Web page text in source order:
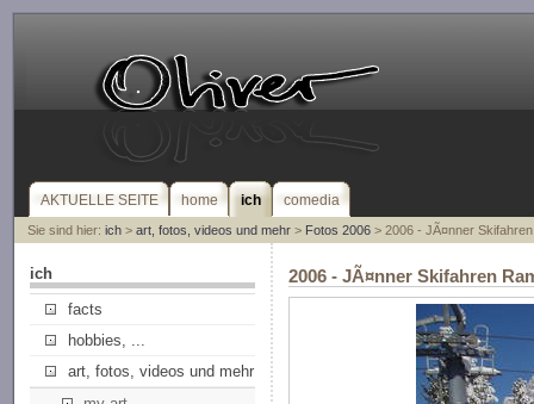
AKTUELLE SEITE home ich comedia
Sie sind hier: ich> art, fotos, videos und mehr> Fotos 2006> 2006 - JÃ¤nner
ich
facts
hobbies, ...
art, fotos, videos und mehr
2006 - JÃ¤nner Skifahren